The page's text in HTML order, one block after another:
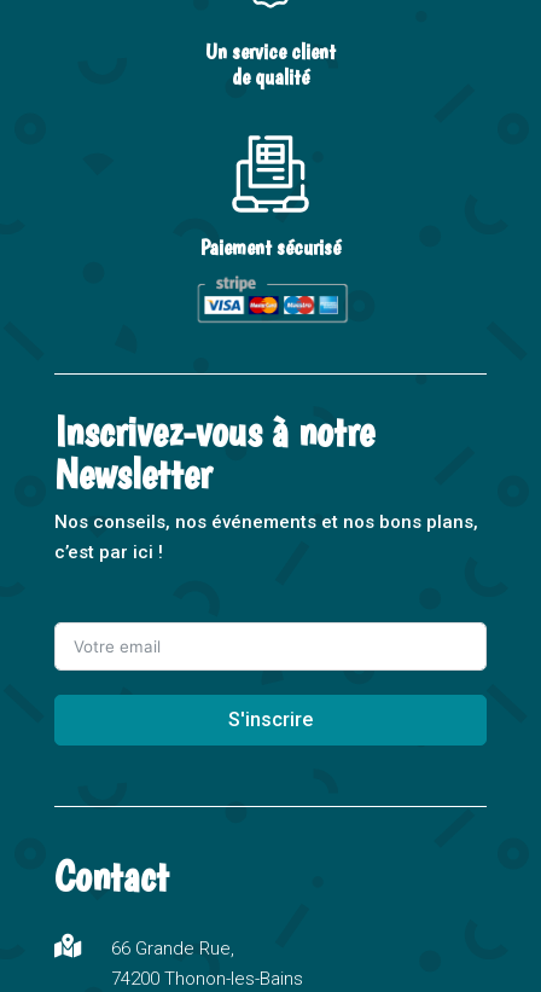
Un service client
de qualité
Paiement sécurisé
Inscrivez-vous à notre
Newsletter
Nos conseils, nos événements et nos bons plans,
c’est par ici !
S'inscrire
l
e
n
a
Contact

66 Grande Rue,
74200 Thonon-les-Bains